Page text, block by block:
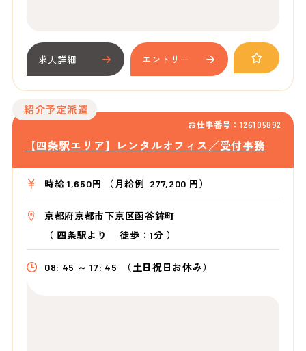
求人詳細 エントリー
お仕事番号：126105892
紹介予定派遣
【四条駅エリア】レンタルオフィス／受付事務
時給 1,650円 （月給例 277,200 円）
京都府京都市下京区函谷鉾町
（ 四条駅より徒歩：1分 ）
08: 45 ～ 17: 45 （土日祝日お休み）